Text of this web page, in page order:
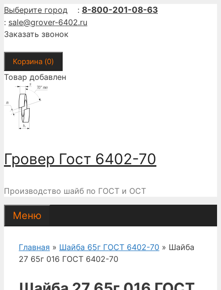
Перейти
к
содержимому
Выберите город : 8-800-201-08-63
: sale@grover-6402.ru
Заказать звонок
Корзина (0)
Товар добавлен
Гровер Гост 6402-70
Производство шайб по ГОСТ и ОСТ
Меню
Главная » Шайба 65г ГОСТ 6402-70 » Шайба
27 65г 016 ГОСТ 6402-70